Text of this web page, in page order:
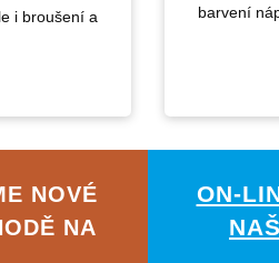
i broušení a
barvení
NOVÉ
NA
ON-